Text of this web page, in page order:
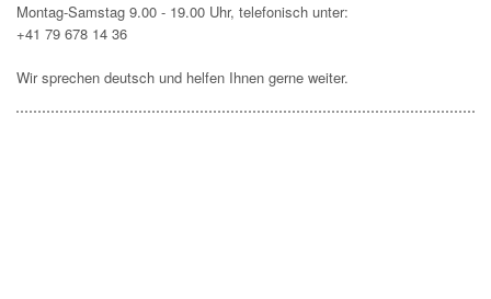
Montag-Samstag 9.00 - 19.00 Uhr, telefonisch unter:
+41 79 678 14 36
Wir sprechen deutsch und helfen Ihnen gerne weiter.